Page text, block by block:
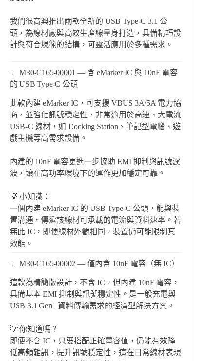
我們很高興推出兩款全新的 USB Type-C 3.1 公
頭，為線材廠與高效生產線量身打造，具備精巧設
計與符合規範的結構，可靈活應用於多種需求。
🔹 M30-C165-00001 — 含 eMarker IC 與 10nF 電容
的 USB Type-C 公頭
此款內建 eMarker IC，可支援 VBUS 3A/5A 電力協
商，並強化訊號穩定性，非常適用於高速、大電流
USB-C 線材，如 Docking Station、筆記型電腦、遊
戲主機等高需求設備。
內建的 10nF 電容更進一步協助 EMI 抑制與訊號濾
波，讓在高功率環境下的運作更加穩定可靠。
💡 小知識：
一個內建 eMarker IC 的 USB Type-C 公頭，能與裝
置溝通，傳遞該線材可承載的電流與資料速率。若
無此 IC，即便線材外觀相同，裝置仍可能限制其
效能。
🔹 M30-C165-00002 — 僅內含 10nF 電容（無 IC）
這款為精簡版設計，不含 IC，但內建 10nF 電容，
具備基本 EMI 抑制與訊號穩定性。是一般充電與
USB 3.1 Gen1 資料傳輸需求的經濟型解決方案。
💡 你知道嗎？
即便不含 IC，只要搭配正確電容值，仍能有效降
低高頻雜訊，提升訊號穩定性，這在日常線材表現